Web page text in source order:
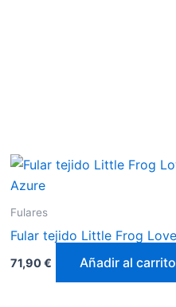
Fulares
Fular tejido Little Frog
71,90€ Añadir al carrito